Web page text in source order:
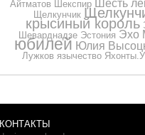
Айтматов Шекспир Шесть
Щелкунчик
крысиный король
Шеварднадзе Эстония Эхо
юбилей Юлия
Лужков язычество
КОНТАКТЫ